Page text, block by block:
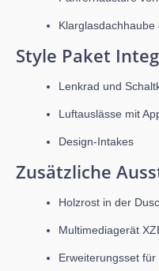
Style Paket
Lenkrad und
Luftauslässe mit
Design-Intakes
Zusätzliche
Holzrost in der
Multimediagerät
Erweiterungsset